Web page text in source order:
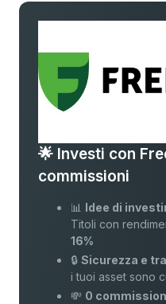
🌟 Investi con
commissioni
📊 Idee di
Titoli con
16%
🔒Sicurezza e
i tuoi asset sono
💸 0